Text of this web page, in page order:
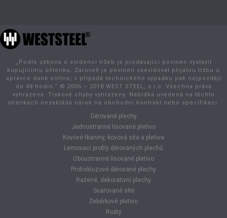
„Podle zákona o evidenci tržeb je prodávající povinen vystavit
kupujícímu účtenku. Zároveň je povinen zaevidovat přijatou tržbu u
správce daně online; v případě technického výpadku pak nejpozději
do 48 hodin.“ © 2006 – 2018 WEST STEEL, s.r.o. Všechna práva
vyhrazena. Tiskové chyby vyhrazeny. Nabídka uvedená na těchto
stránkách nezakládá nárok na obchodní kontrakt nebo specifikaci.
Děrované plechy
Jednostranně lisované pletivo
Kovové tkaniny, kovová síta a pletiva
Lemovací profily děrovaných plechů
Oboustranně lisované pletivo
Protiskluzové děrované plechy
Ražené, dekorativní plechy
Svařované sítě
Žebérkové pletivo
Rošty